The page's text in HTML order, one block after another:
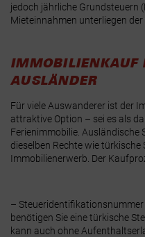
jedoch jährliche Grundsteuern
Mieteinnahmen unterliegen
IMMOBILIENKAUF
AUSLÄNDER
Für viele Auswanderer ist der
attraktive Option – sei es als
Ferienimmobilie.
dieselben Rechte wie
Immobilienerwerb. Der
–
benötigen Sie eine türkische
kann auch ohne